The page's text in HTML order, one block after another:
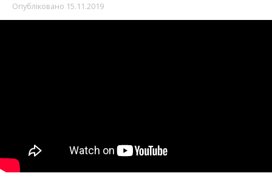
Опубліковано 15.11.2019